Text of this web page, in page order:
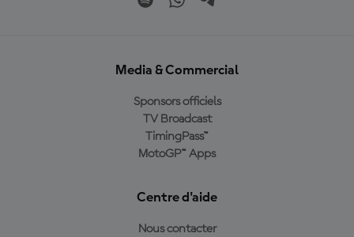
Media & Commercial
Sponsors officiels
TV Broadcast
TimingPass™
MotoGP™ Apps
Centre d'aide
Nous contacter